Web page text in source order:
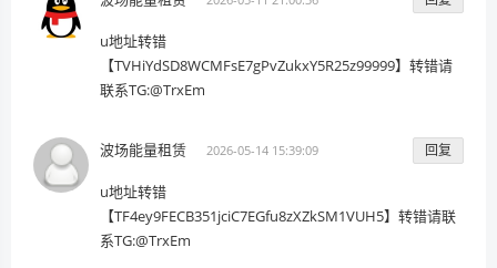
u地址转错
【TVHiYdSD8WCMFsE7gPvZukxY5R25z99999】转错请
联系TG:@TrxEm
波场能量租赁 2026-05-14 15:39:09 回复
u地址转错
【TF4ey9FECB351jciC7EGfu8zXZkSM1VUH5】转错请联
系TG:@TrxEm